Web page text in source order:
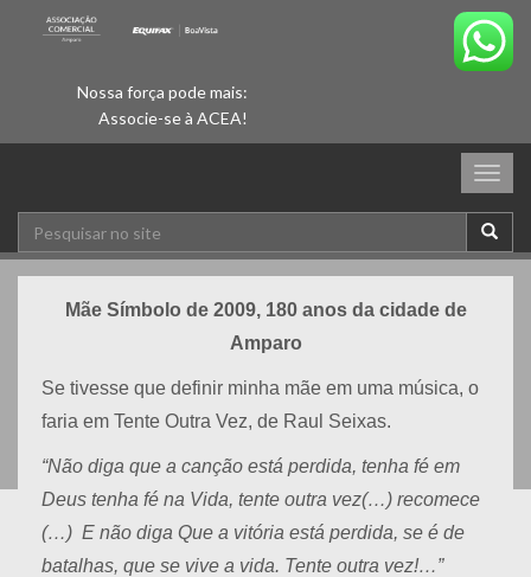
Nossa força pode mais:
Associe-se à ACEA!
Mãe Símbolo de 2009, 180 anos da cidade de
Amparo
Se tivesse que definir minha mãe em uma música, o
faria em Tente Outra Vez, de Raul Seixas.
“Não diga que a canção está perdida, tenha fé em
Deus tenha fé na Vida, tente outra vez(…) recomece
(…) E não diga Que a vitória está perdida, se é de
batalhas, que se vive a vida. Tente outra vez!…”